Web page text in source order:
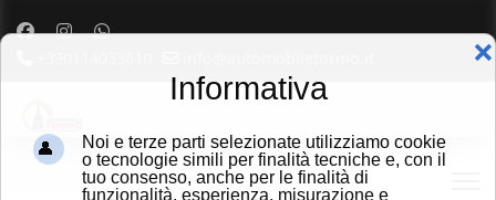
Informativa
Noi e terze parti selezionate utilizziamo cookie
o tecnologie simili per finalità tecniche e, con il
tuo consenso, anche per le finalità di
funzionalità, esperienza, misurazione e
❌